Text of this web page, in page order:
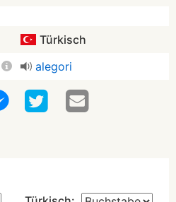
Türkisch
alegori